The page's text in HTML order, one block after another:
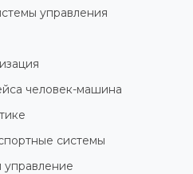
управления
человек-машина
системы
управление